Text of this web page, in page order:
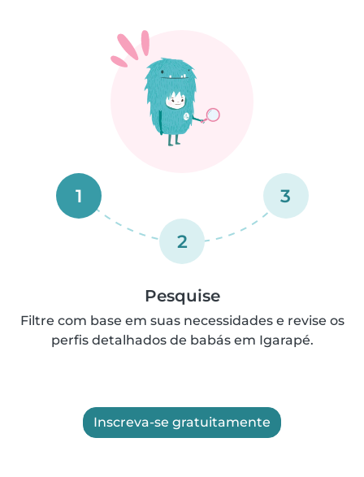
1
2
3
Pesquise
Filtre com base em suas necessidades e revise os
perfis detalhados de babás em Igarapé.
Inscreva-se gratuitamente